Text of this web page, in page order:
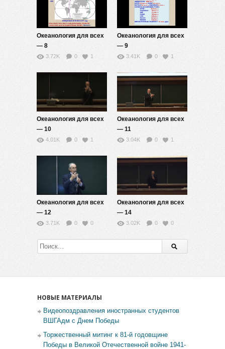
Океанология для всех
— 8
3.72K 0 1
Океанология для всех
— 9
3.41K 0 1
Океанология для всех
— 10
4.01K 0 1
Океанология для всех
— 11
3.04K 0 1
Океанология для всех
— 12
3.71K 0 0
Океанология для всех
— 14
3.02K 0 0
НОВЫЕ МАТЕРИАЛЫ
Видеопоздравления иностранных студентов
ВШГАдм с Днем Победы
Торжественный митинг к 81-й годовщине
Победы в Великой Отечественной войне 1941-